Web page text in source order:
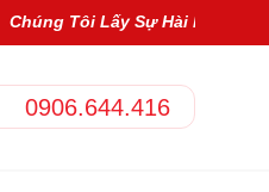
Chúng Tôi Lấy Sự Hài Lòng Của
0906.644.416